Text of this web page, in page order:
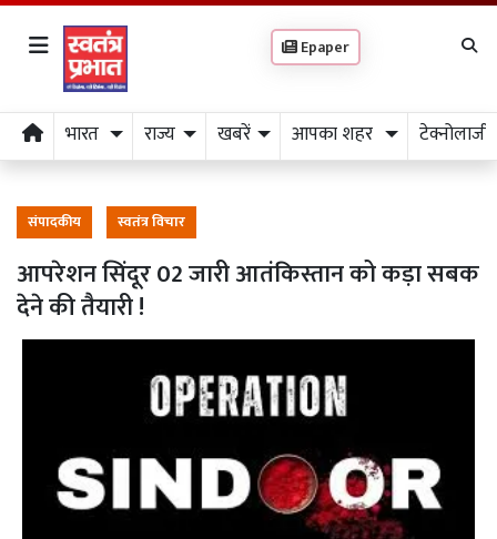
Epaper
भारत राज्य खबरें आपका शहर टेक्नोलाजी
संपादकीय स्वतंत्र विचार
आपरेशन सिंदूर 02 जारी आतंकिस्तान को कड़ा सबक
देने की तैयारी !